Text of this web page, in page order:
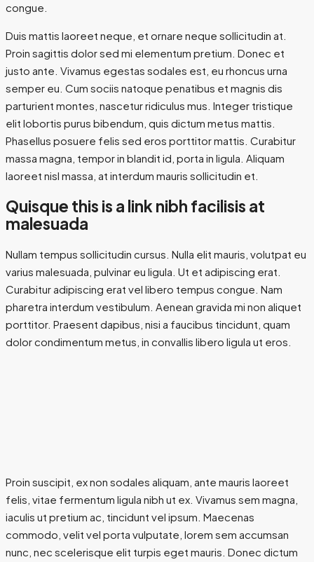
congue.
Duis mattis laoreet neque, et ornare neque sollicitudin at.
Proin sagittis dolor sed mi elementum pretium. Donec et
justo ante. Vivamus egestas sodales est, eu rhoncus urna
semper eu. Cum sociis natoque penatibus et magnis dis
parturient montes, nascetur ridiculus mus. Integer tristique
elit lobortis purus bibendum, quis dictum metus mattis.
Phasellus posuere felis sed eros porttitor mattis. Curabitur
massa magna, tempor in blandit id, porta in ligula. Aliquam
laoreet nisl massa, at interdum mauris sollicitudin et.
Quisque this is a link nibh facilisis at
malesuada
Nullam tempus sollicitudin cursus. Nulla elit mauris, volutpat eu
varius malesuada, pulvinar eu ligula. Ut et adipiscing erat.
Curabitur adipiscing erat vel libero tempus congue. Nam
pharetra interdum vestibulum. Aenean gravida mi non aliquet
porttitor. Praesent dapibus, nisi a faucibus tincidunt, quam
dolor condimentum metus, in convallis libero ligula ut eros.
Proin suscipit, ex non sodales aliquam, ante mauris laoreet
felis, vitae fermentum ligula nibh ut ex. Vivamus sem magna,
iaculis ut pretium ac, tincidunt vel ipsum. Maecenas
commodo, velit vel porta vulputate, lorem sem accumsan
nunc, nec scelerisque elit turpis eget mauris. Donec dictum